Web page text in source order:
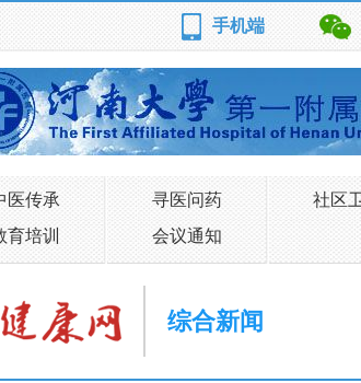
手机端
医传承 寻医问药 社区
育培训 会议通知
综合新闻